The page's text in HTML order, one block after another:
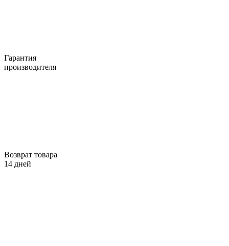
Гарантия
производителя
Возврат товара
14 дней